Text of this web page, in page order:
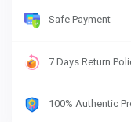
Safe Payment
7 Days Return
100% Authentic